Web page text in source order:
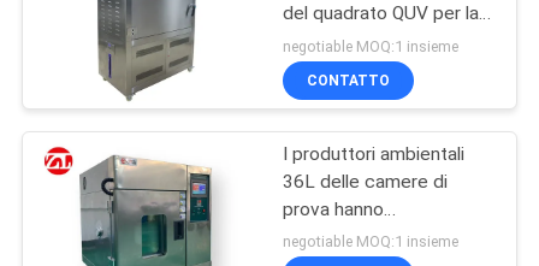
Macchina di prova
del casco
51
del quadrato QUV per la
stampa, l'imballaggio &
l'elettronica
negotiable MOQ:1 insieme
CONTATTO
I produttori ambientali
36L delle camere di
prova hanno
personalizzato la
negotiable MOQ:1 insieme